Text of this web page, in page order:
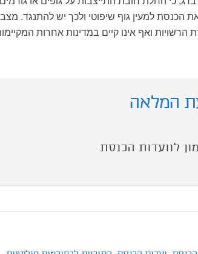
למעין גוף שיפוטי ולכך יש להתנגד. מצב
הרשויות ואף אינו קיים במדינות אחרות
המלאה
לוועדות הכנסת